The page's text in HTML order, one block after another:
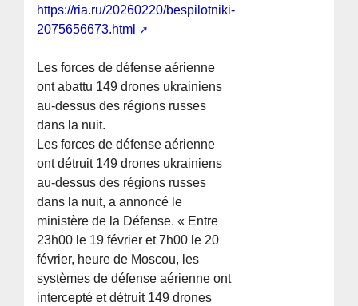
https://ria.ru/20260220/bespilotniki-
2075656673.html
Les forces de défense aérienne
ont abattu 149 drones ukrainiens
au-dessus des régions russes
dans la nuit.
Les forces de défense aérienne
ont détruit 149 drones ukrainiens
au-dessus des régions russes
dans la nuit, a annoncé le
ministère de la Défense. « Entre
23h00 le 19 février et 7h00 le 20
février, heure de Moscou, les
systèmes de défense aérienne ont
intercepté et détruit 149 drones